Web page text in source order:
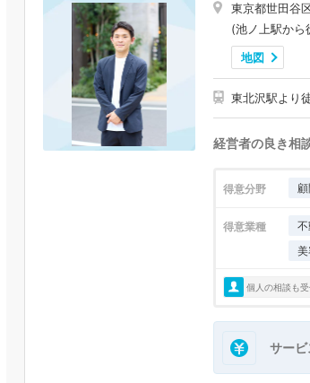
東京都世田谷
(池ノ上駅から
地図
東北沢駅より
経営者の良き相
得意分野
得意業種
個人の相談も
サー